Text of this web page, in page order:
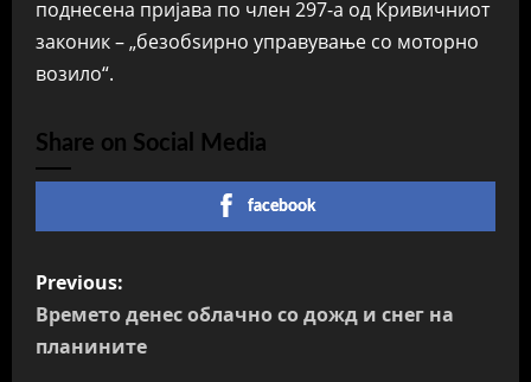
поднесена пријава по член 297-а од Кривичниот
законик – „безобѕирно управување со моторно
возило“.
Share on Social Media
facebook
P
o
Previous:
Времето денес облачно со дожд и снег на
планините